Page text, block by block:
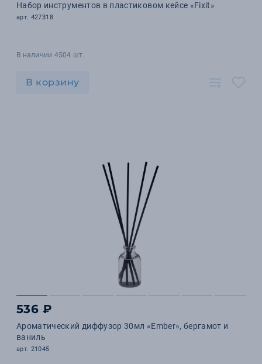
Набор инструментов в пластиковом кейсе «Fixit»
арт. 427318
В наличии 4504 шт.
В корзину
536 ₽
Ароматический диффузор 30мл «Ember», бергамот и
ваниль
арт. 21045